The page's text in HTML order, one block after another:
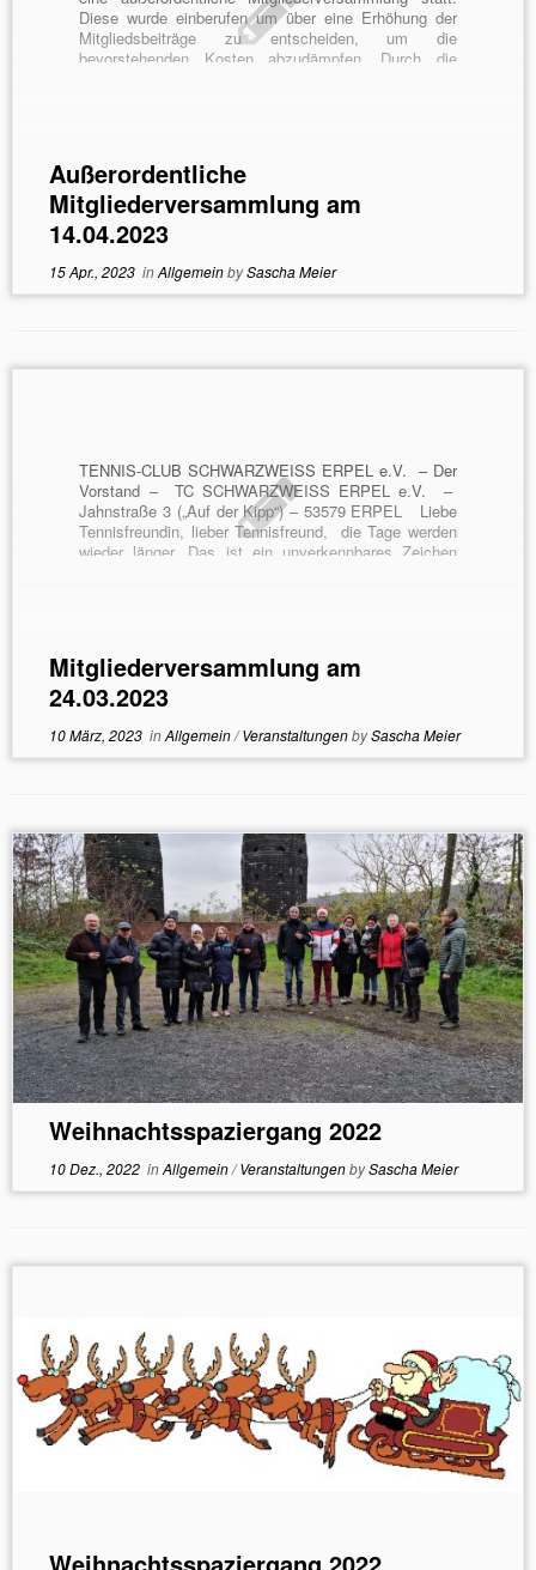
Diese wurde einberufen um über eine Erhöhung der
Mitgliedsbeiträge zu entscheiden, um die
bevorstehenden Kosten abzudämpfen. Durch die
Außerordentliche
Mitgliederversammlung am
14.04.2023
15 Apr., 2023inAllgemeinbySascha Meier
TENNIS-CLUB SCHWARZWEISS ERPEL e.V. – Der
Vorstand – TC SCHWARZWEISS ERPEL e.V. –
Jahnstraße 3 („Auf der Kipp“) – 53579 ERPEL Liebe
Tennisfreundin, lieber Tennisfreund, die Tage werden
wieder länger. Das ist ein unverkennbares Zeichen
Mitgliederversammlung am
24.03.2023
10 März, 2023inAllgemein/VeranstaltungenbySascha Meier
Weihnachtsspaziergang 2022
10 Dez., 2022inAllgemein/VeranstaltungenbySascha Meier